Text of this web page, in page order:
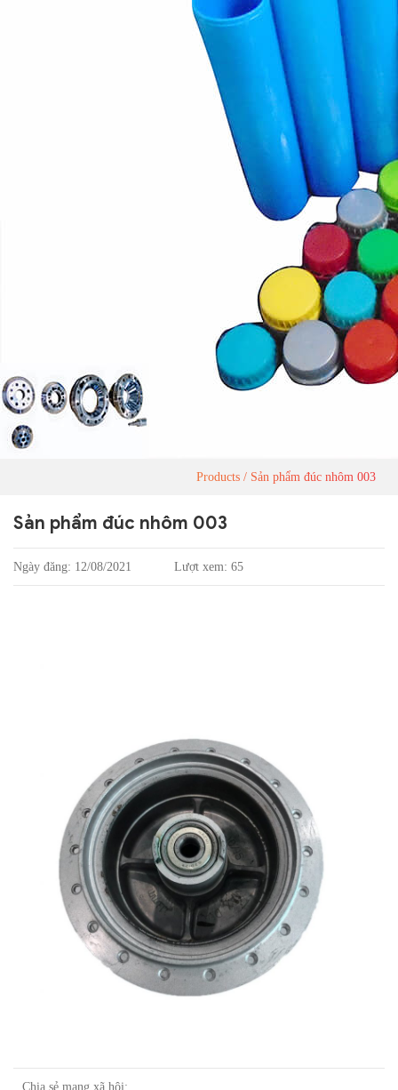
Products Sản phẩm đúc nhôm 003
Sản phẩm đúc nhôm 003
Ngày đăng: 12/08/2021 Lượt xem: 65
Chia sẻ mạng xã hội: